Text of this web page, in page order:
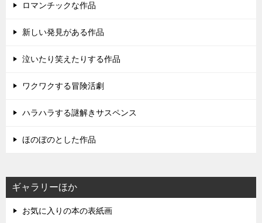
ロマンチックな作品
新しい発見がある作品
泣いたり笑えたりする作品
ワクワクする冒険活劇
ハラハラする謎解きサスペンス
ほのぼのとした作品
ギャラリーほか
お気に入りの本の表紙画